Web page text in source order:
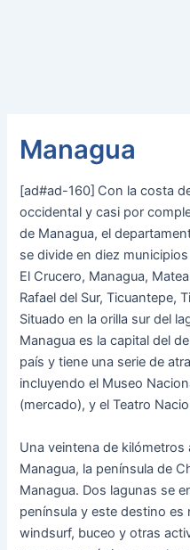
Managua
[ad#ad-160] Con la costa
occidental y casi por
de Managua, el
se divide en diez
El Crucero, Managua,
Rafael del Sur, Ticuantepe,
Situado en la orilla sur del
Managua es la capital del
país y tiene una serie de
incluyendo el Museo
(mercado), y el Teatro
Una veintena de kilómetros
Managua, la península de
Managua. Dos lagunas se
península y este destino es
windsurf, buceo y otras